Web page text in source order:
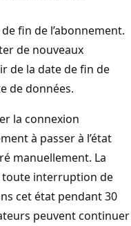
fin de l’abonnement.
de nouveaux
de la date de fin de
de données.
la connexion
à passer à l’état
manuellement. La
toute interruption de
cet état pendant 30
peuvent continuer